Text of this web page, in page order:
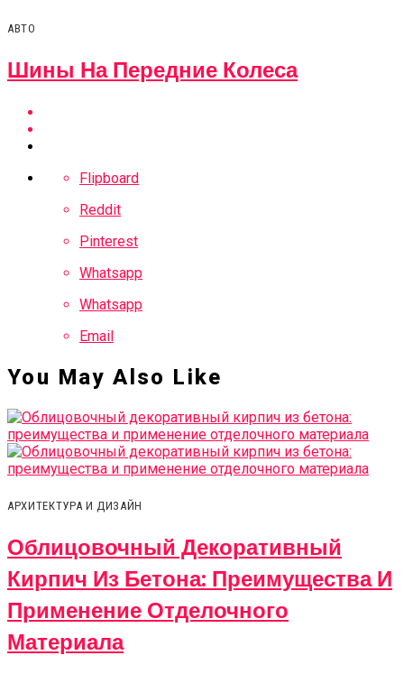
АВТО
Шины На Передние Колеса
Flipboard
Reddit
Pinterest
Whatsapp
Whatsapp
Email
You May Also Like
АРХИТЕКТУРА И ДИЗАЙН
Облицовочный Декоративный
Кирпич Из Бетона: Преимущества И
Применение Отделочного
Материала